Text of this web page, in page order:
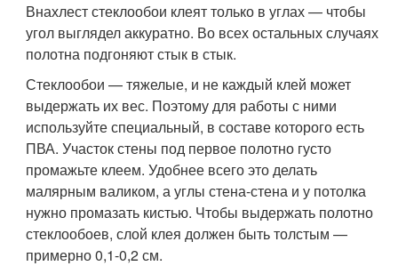
Внахлест стеклообои клеят только в углах — чтобы
угол выглядел аккуратно. Во всех остальных случаях
полотна подгоняют стык в стык.
Стеклообои — тяжелые, и не каждый клей может
выдержать их вес. Поэтому для работы с ними
используйте специальный, в составе которого есть
ПВА. Участок стены под первое полотно густо
промажьте клеем. Удобнее всего это делать
малярным валиком, а углы стена-стена и у потолка
нужно промазать кистью. Чтобы выдержать полотно
стеклообоев, слой клея должен быть толстым —
примерно 0,1-0,2 см.